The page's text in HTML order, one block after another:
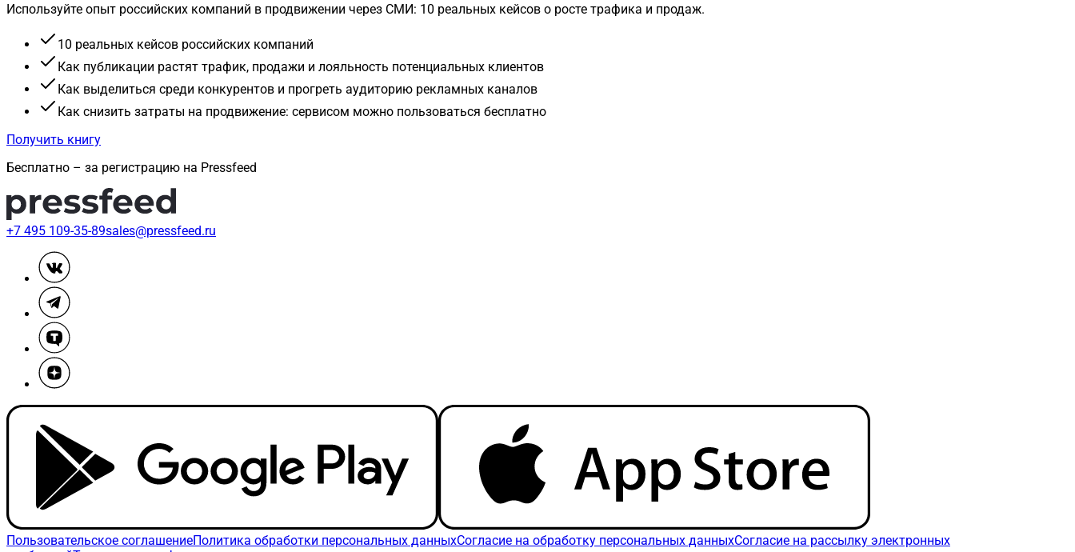
Используйте опыт российских компаний в продвижении через СМИ: 10 реальных кейсов о росте трафика и продаж.
10 реальных кейсов российских компаний
Как публикации растят трафик, продажи и лояльность потенциальных клиентов
Как выделиться среди конкурентов и прогреть аудиторию рекламных каналов
Как снизить затраты на продвижение: сервисом можно пользоваться бесплатно
Получить книгу
Бесплатно – за регистрацию на Pressfeed
+7 495 109-35-89sales@pressfeed.ru
Пользовательское соглашениеПолитика обработки персональных данныхСогласие на обработку персональных данныхСогласие на рассылку электронных